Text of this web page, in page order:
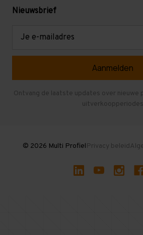
Levering en afhalen
Mezzanine
Gebruikte entresolvloeren
Nieuwsbrief
Ontvang de laatste updates over nieuwe
uitverkoopperiodes
© 2026 Multi ProfielPrivacy beleid